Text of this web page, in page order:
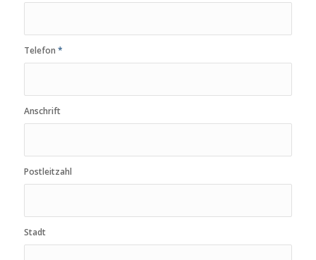
Telefon *
Anschrift
Postleitzahl
Stadt